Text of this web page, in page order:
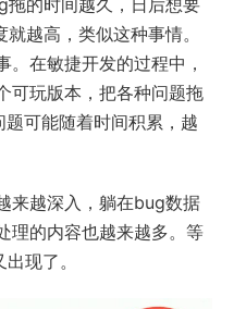
越高，类似这种事情。
在敏捷开发的过程中，
可玩版本，把各种问题拖
可能随着时间积累，越
来越深入，躺在bug数据
理的内容也越来越多。等
现了。